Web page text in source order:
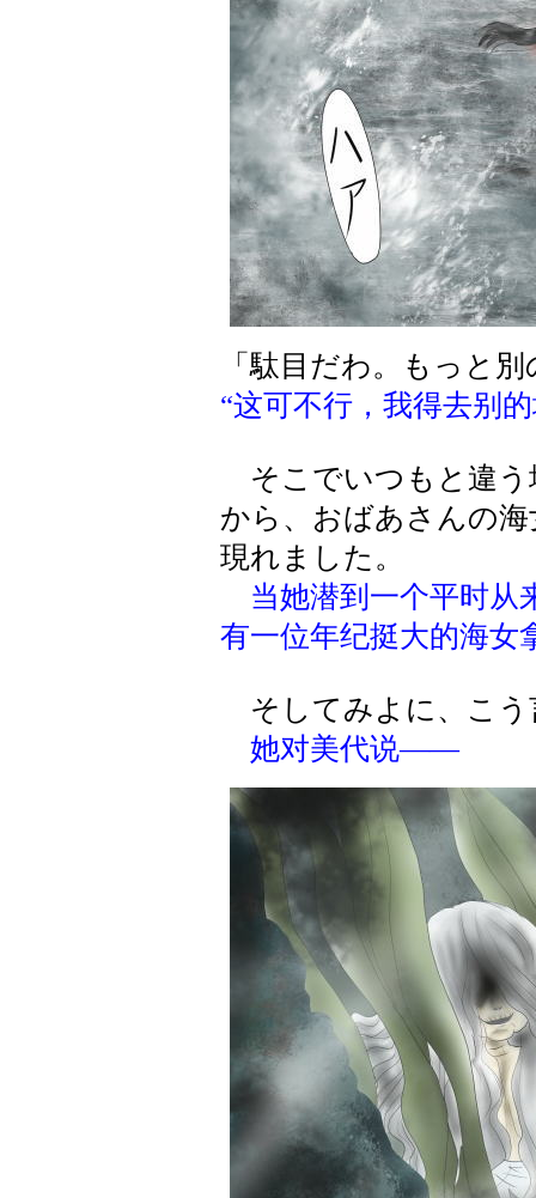
「駄目だわ。もっと
“这可不行，我得去别
そこでいつもと違う
から、おばあさんの
現れました。
当她潜到一个平时从
有一位年纪挺大的海女
そしてみよに、こう
她对美代说——